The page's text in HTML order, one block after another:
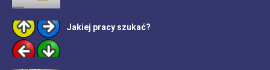
Jakiej pracy szukać?